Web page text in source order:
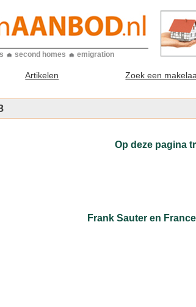
second homes emigration
Artikelen Zoek een
Op deze pagina
Frank Sauter en France